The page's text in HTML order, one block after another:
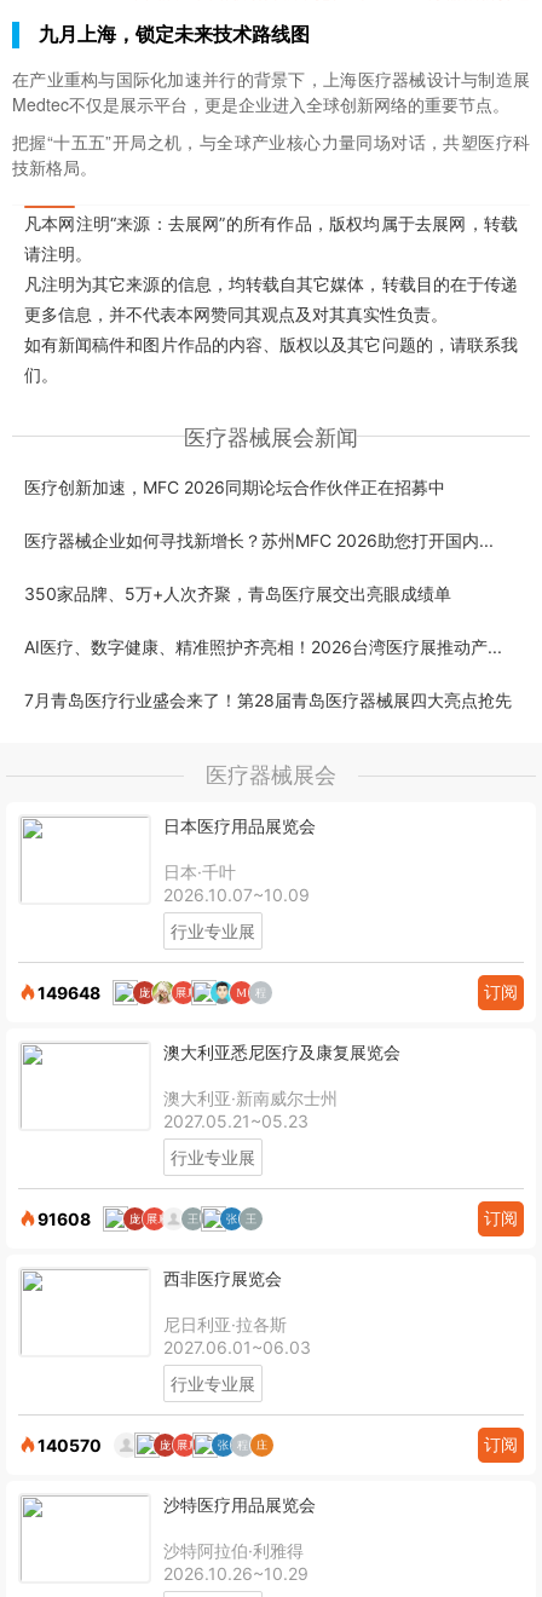
九月上海，锁定未来技术路线图
在产业重构与国际化加速并行的背景下，上海医疗器械设计与制造展
Medtec不仅是展示平台，更是企业进入全球创新网络的重要节点。
把握“十五五”开局之机，与全球产业核心力量同场对话，共塑医疗科
技新格局。
凡本网注明“来源：去展网”的所有作品，版权均属于去展网，转载
请注明。
凡注明为其它来源的信息，均转载自其它媒体，转载目的在于传递
更多信息，并不代表本网赞同其观点及对其真实性负责。
如有新闻稿件和图片作品的内容、版权以及其它问题的，请联系我
们。
医疗器械展会新闻
医疗创新加速，MFC 2026同期论坛合作伙伴正在招募中
医疗器械企业如何寻找新增长？苏州MFC 2026助您打开国内...
350家品牌、5万+人次齐聚，青岛医疗展交出亮眼成绩单
AI医疗、数字健康、精准照护齐亮相！2026台湾医疗展推动产...
7月青岛医疗行业盛会来了！第28届青岛医疗器械展四大亮点抢先
医疗器械展会
日本医疗用品展览会
日本·千叶
2026.10.07~10.09
行业专业展
149648 订阅
澳大利亚悉尼医疗及康复展览会
澳大利亚·新南威尔士州
2027.05.21~05.23
行业专业展
91608 订阅
西非医疗展览会
尼日利亚·拉各斯
2027.06.01~06.03
行业专业展
140570 订阅
沙特医疗用品展览会
沙特阿拉伯·利雅得
2026.10.26~10.29